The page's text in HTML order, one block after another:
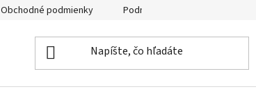
Obchodné podmienky Podmienky ochrany osobných